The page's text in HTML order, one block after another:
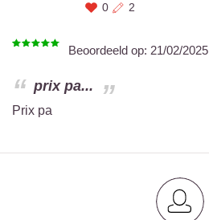
0 2
Beoordeeld op: 21/02/2025
prix pa...
Prix pa